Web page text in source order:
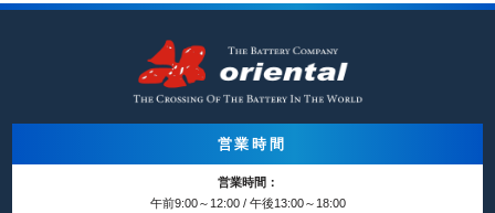
営業時間
営業時間：
午前9:00～12:00 / 午後13:00～18:00